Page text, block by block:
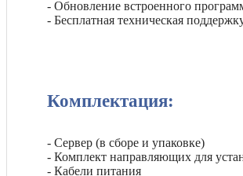
- Обновление встроенного
- Бесплатная техническая
Комплектация:
- Сервер (в сборе и упаковке)
- Комплект направляющих для
- Кабели питания